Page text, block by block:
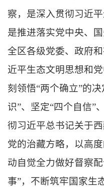
察，是深入贯彻习近
是推进落实党中央、
全区各级党委、政府
近平生态文明思想和
刻领悟“两个确立”的
识”、坚定“四个自信”
彻习近平总书记关于
党的治藏方略，以高
动自觉全力做好督察
事”，不断筑牢国家生